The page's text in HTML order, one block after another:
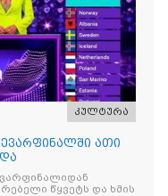
კულტურა
ათი
წყვეტს და ხმის